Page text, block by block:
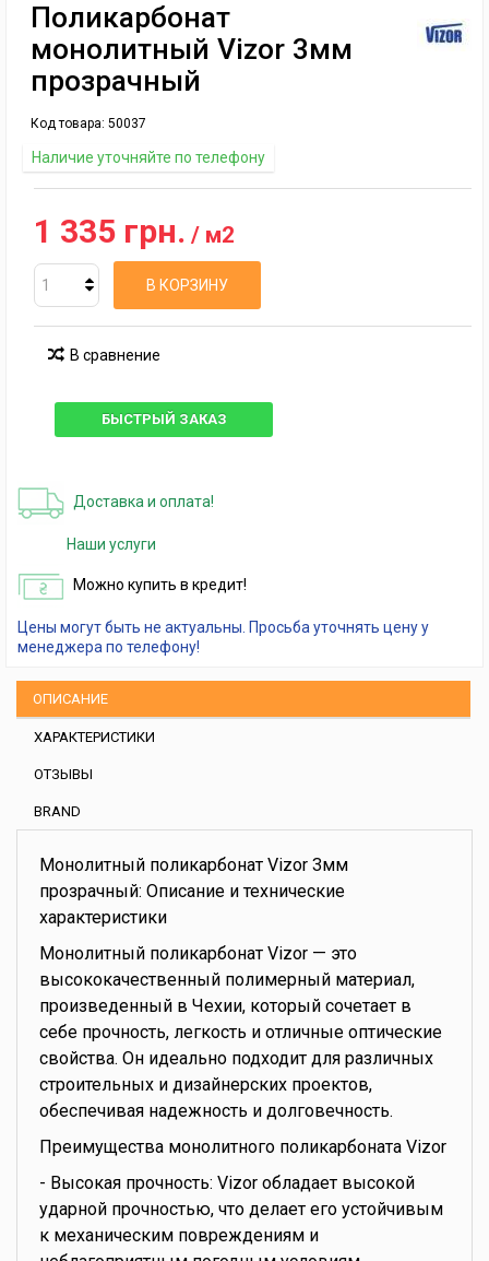
Поликарбонат
монолитный Vizor 3мм
прозрачный
Код товара: 50037
Наличие уточняйте по телефону
1 335 грн. / м2
В КОРЗИНУ
В сравнение
БЫСТРЫЙ ЗАКАЗ
Доставка и оплата!
Наши услуги
Можно купить в кредит!
Цены могут быть не актуальны. Просьба уточнять цену у
менеджера по телефону!
ОПИСАНИЕ
ХАРАКТЕРИСТИКИ
ОТЗЫВЫ
BRAND
Монолитный поликарбонат Vizor 3мм
прозрачный: Описание и технические
характеристики
Монолитный поликарбонат Vizor — это
высококачественный полимерный материал,
произведенный в Чехии, который сочетает в
себе прочность, легкость и отличные оптические
свойства. Он идеально подходит для различных
строительных и дизайнерских проектов,
обеспечивая надежность и долговечность.
Преимущества монолитного поликарбоната Vizor
- Высокая прочность: Vizor обладает высокой
ударной прочностью, что делает его устойчивым
к механическим повреждениям и